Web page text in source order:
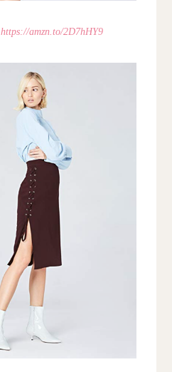
https://amzn.to/2D7hHY9